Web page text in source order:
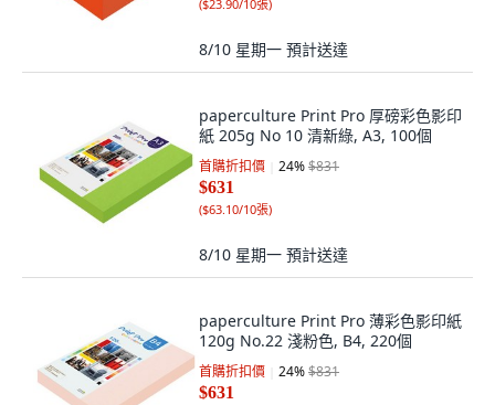
($23.90/10張)
8/10 星期一 預計送達
paperculture Print Pro 厚磅彩色影印
紙 205g No 10 清新綠, A3, 100個
首購折扣價 24%$831
$631
($63.10/10張)
8/10 星期一 預計送達
paperculture Print Pro 薄彩色影印紙
120g No.22 淺粉色, B4, 220個
首購折扣價 24%$831
$631